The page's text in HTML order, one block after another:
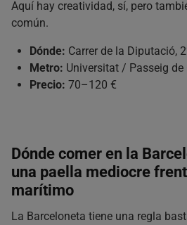
Aquí hay creatividad, sí, pero
común.
Dónde: Carrer de la Diputació,
Metro: Universitat / Passeig de
Precio: 70–120 €
Dónde comer en la
una paella mediocre
marítimo
La Barceloneta tiene una regla